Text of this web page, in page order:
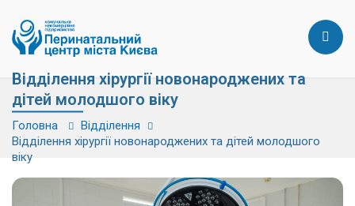
Відділення хірургії новонароджених та
дітей молодшого віку
Головна
Відділення
Відділення хірургії новонароджених та дітей молодшого
віку